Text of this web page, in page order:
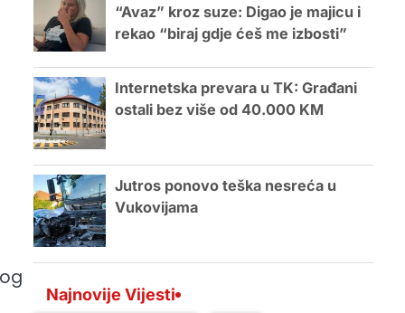
“Avaz” kroz suze: Digao je majicu i
rekao “biraj gdje ćeš me izbosti”
Internetska prevara u TK: Građani
ostali bez više od 40.000 KM
Jutros ponovo teška nesreća u
Vukovijama
Najnovije Vijesti